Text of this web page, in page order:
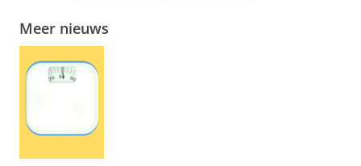
Meer nieuws